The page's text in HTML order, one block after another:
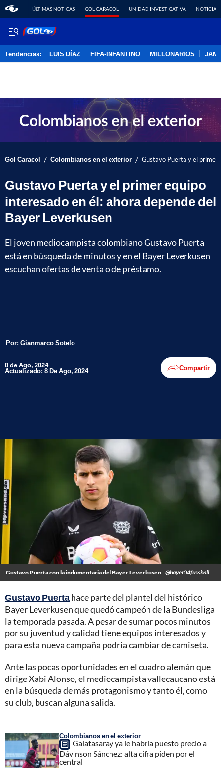
ÚLTIMAS NOTICAS GOL CARACOL UNIDAD INVESTIGATIVA NOTICIAS
Tendencias: LUIS DÍAZ FIFA-INFANTINO MILLONARIOS
Gol Caracol / Colombianos en el exterior / Gustavo Puerta y el primer
Gustavo Puerta y el primer equipo
interesado en él: ahora depende del
Bayer Leverkusen
El joven mediocampista colombiano Gustavo Puerta
está en búsqueda de minutos y en el Bayer Leverkusen
escuchan ofertas de venta o de préstamo.
Por: Gianmarco Sotelo
8 de Ago, 2024
Actualizado: 8 De Ago, 2024 Compartir
Gustavo Puerta con la indumentaria del Bayer Leverkusen. @bayer04fussball
Gustavo Puertahace parte del plantel del histórico
Bayer Leverkusen que quedó campeón de la Bundesliga
la temporada pasada. A pesar de sumar pocos minutos
por su juventud y calidad tiene equipos interesados y
para esta nueva campaña podría cambiar de camiseta.
Ante las pocas oportunidades en el cuadro alemán que
dirige Xabi Alonso, el mediocampista vallecaucano está
en la búsqueda de más protagonismo y tanto él, como
su club, buscan alguna salida.
Colombianos en el exterior
Galatasaray ya le habría puesto precio a
Dávinson Sánchez: alta cifra piden por el
central